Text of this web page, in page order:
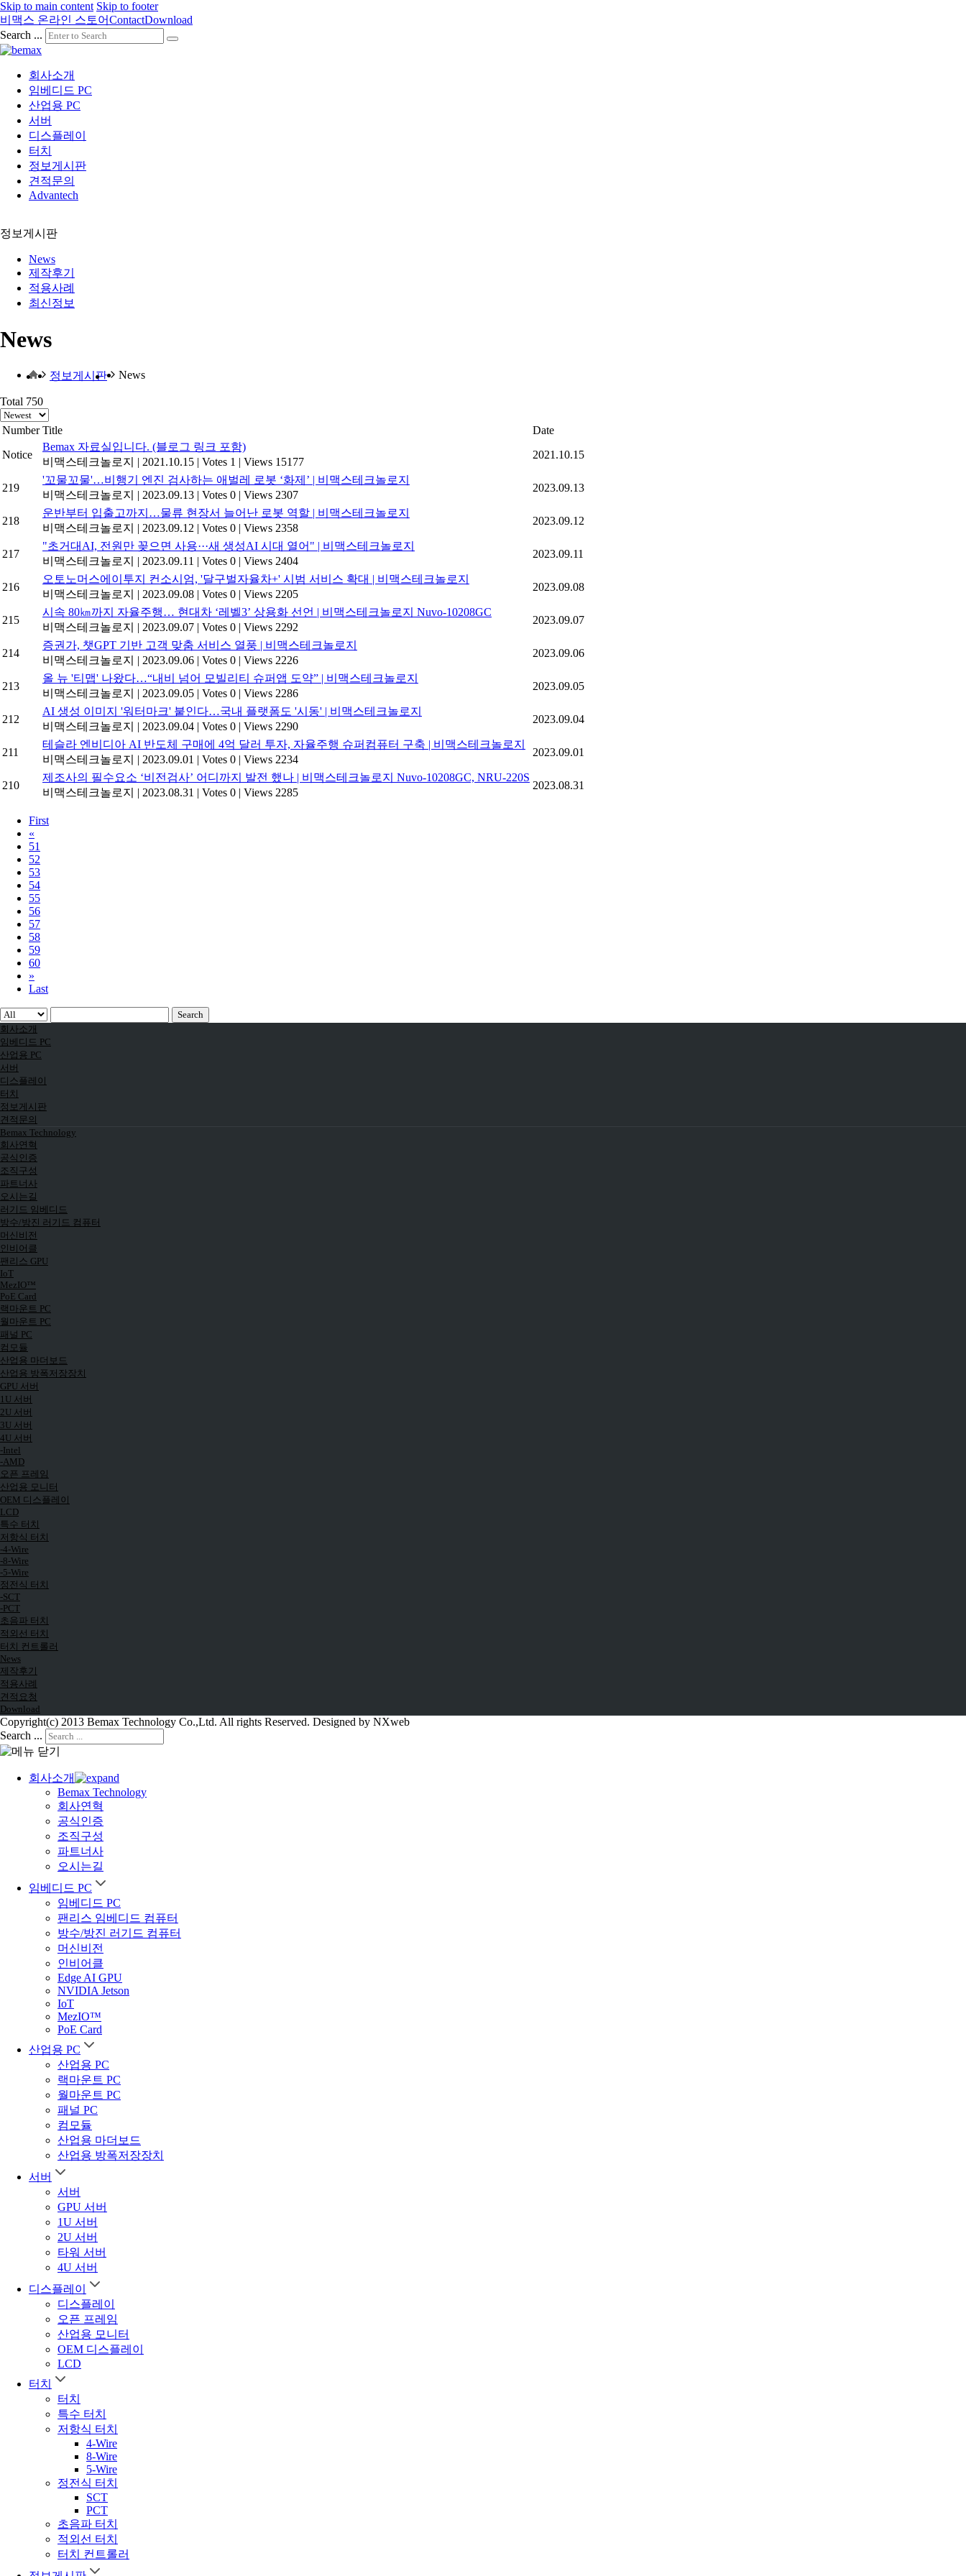
Skip to main content Skip to footer
비맥스 온라인 스토어ContactDownload
Search ...
회사소개
임베디드 PC
산업용 PC
서버
디스플레이
터치
정보게시판
견적문의
Advantech
정보게시판
News
제작후기
적용사례
최신정보
News
정보게시판 News
Total 750
Number Title
Date
Notice
Bemax 자료실입니다. (블로그 링크 포함)
비맥스테크놀로지
| 2021.10.15 | Votes 1 | Views 15177
2021.10.15
219
'꼬물꼬물'…비행기 엔진 검사하는 애벌레 로봇 ‘화제’ | 비맥스테크놀로지
비맥스테크놀로지
| 2023.09.13 | Votes 0 | Views 2307
2023.09.13
218
운반부터 입출고까지…물류 현장서 늘어난 로봇 역할 | 비맥스테크놀로지
비맥스테크놀로지
| 2023.09.12 | Votes 0 | Views 2358
2023.09.12
217
"초거대AI, 전원만 꽂으면 사용···새 생성AI 시대 열어" | 비맥스테크놀로지
비맥스테크놀로지
| 2023.09.11 | Votes 0 | Views 2404
2023.09.11
216
오토노머스에이투지 컨소시엄, '달구벌자율차+' 시범 서비스 확대 | 비맥스테크놀로지
비맥스테크놀로지
| 2023.09.08 | Votes 0 | Views 2205
2023.09.08
215
시속 80㎞까지 자율주행… 현대차 ‘레벨3’ 상용화 선언 | 비맥스테크놀로지 Nuvo-10208GC
비맥스테크놀로지
| 2023.09.07 | Votes 0 | Views 2292
2023.09.07
214
증권가, 챗GPT 기반 고객 맞춤 서비스 열풍 | 비맥스테크놀로지
비맥스테크놀로지
| 2023.09.06 | Votes 0 | Views 2226
2023.09.06
213
올 뉴 '티맵' 나왔다…“내비 넘어 모빌리티 슈퍼앱 도약” | 비맥스테크놀로지
비맥스테크놀로지
| 2023.09.05 | Votes 0 | Views 2286
2023.09.05
212
AI 생성 이미지 '워터마크' 붙인다…국내 플랫폼도 '시동' | 비맥스테크놀로지
비맥스테크놀로지
| 2023.09.04 | Votes 0 | Views 2290
2023.09.04
211
테슬라 엔비디아 AI 반도체 구매에 4억 달러 투자, 자율주행 슈퍼컴퓨터 구축 | 비맥스테크놀로지
비맥스테크놀로지
| 2023.09.01 | Votes 0 | Views 2234
2023.09.01
210
제조사의 필수요소 ‘비전검사’ 어디까지 발전 했나 | 비맥스테크놀로지 Nuvo-10208GC, NRU-220S
비맥스테크놀로지
| 2023.08.31 | Votes 0 | Views 2285
2023.08.31
First
«
51
52
53
54
55
56
57
58
59
60
»
Last
Search
회사소개
임베디드 PC
산업용 PC
서버
디스플레이
터치
정보게시판
견적문의
Bemax Technology
회사연혁
공식인증
조직구성
파트너사
오시는길
러기드 임베디드
방수/방진 러기드 컴퓨터
머신비전
인비어클
팬리스 GPU
IoT
MezIO™
PoE Card
랙마운트 PC
월마운트 PC
패널 PC
컴모듈
산업용 마더보드
산업용 방폭저장장치
GPU 서버
1U 서버
2U 서버
3U 서버
4U 서버
-Intel
-AMD
오픈 프레임
산업용 모니터
OEM 디스플레이
LCD
특수 터치
저항식 터치
-4-Wire
-8-Wire
-5-Wire
정전식 터치
-SCT
-PCT
초음파 터치
적외선 터치
터치 컨트롤러
News
제작후기
적용사례
견적요청
Download
Copyright(c) 2013 Bemax Technology Co.,Ltd. All rights Reserved. Designed by NXweb
Search ...
회사소개
Bemax Technology
회사연혁
공식인증
조직구성
파트너사
오시는길
임베디드 PC
임베디드 PC
팬리스 임베디드 컴퓨터
방수/방진 러기드 컴퓨터
머신비전
인비어클
Edge AI GPU
NVIDIA Jetson
IoT
MezIO™
PoE Card
산업용 PC
산업용 PC
랙마운트 PC
월마운트 PC
패널 PC
컴모듈
산업용 마더보드
산업용 방폭저장장치
서버
서버
GPU 서버
1U 서버
2U 서버
타워 서버
4U 서버
디스플레이
디스플레이
오픈 프레임
산업용 모니터
OEM 디스플레이
LCD
터치
터치
특수 터치
저항식 터치
4-Wire
8-Wire
5-Wire
정전식 터치
SCT
PCT
초음파 터치
적외선 터치
터치 컨트롤러